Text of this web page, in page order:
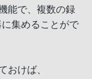
能で、複数の録
集めることがで
おけば、